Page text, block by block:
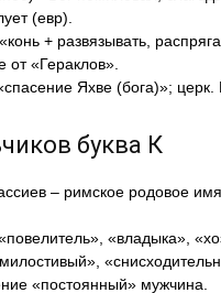
(евр).
+ развязывать,
от «Гераклов».
Яхве (бога)»; церк.
буква К
– римское родовое
«владыка»,
«постоянный» мужчина.